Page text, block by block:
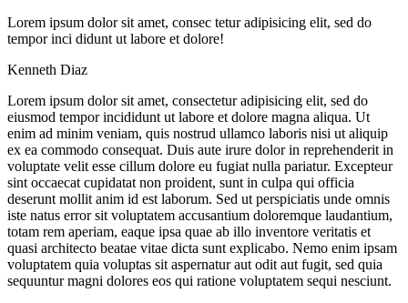
Lorem ipsum dolor sit amet, consec tetur adipisicing elit, sed do
tempor inci didunt ut labore et dolore!
Kenneth Diaz
Lorem ipsum dolor sit amet, consectetur adipisicing elit, sed do
eiusmod tempor incididunt ut labore et dolore magna aliqua. Ut
enim ad minim veniam, quis nostrud ullamco laboris nisi ut aliquip
ex ea commodo consequat. Duis aute irure dolor in reprehenderit in
voluptate velit esse cillum dolore eu fugiat nulla pariatur. Excepteur
sint occaecat cupidatat non proident, sunt in culpa qui officia
deserunt mollit anim id est laborum. Sed ut perspiciatis unde omnis
iste natus error sit voluptatem accusantium doloremque laudantium,
totam rem aperiam, eaque ipsa quae ab illo inventore veritatis et
quasi architecto beatae vitae dicta sunt explicabo. Nemo enim ipsam
voluptatem quia voluptas sit aspernatur aut odit aut fugit, sed quia
sequuntur magni dolores eos qui ratione voluptatem sequi nesciunt.